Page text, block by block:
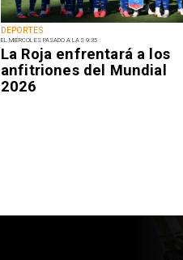
DEPORTES
EL MIÉRCOLES PASADO A LAS 9:35
La Roja enfrentará a los
anfitriones del Mundial
2026